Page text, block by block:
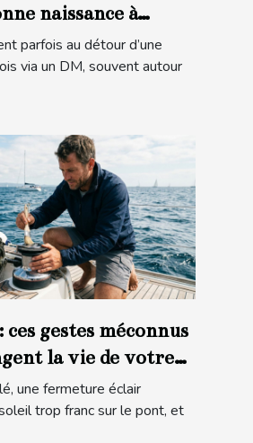
naissance à
parfois au détour d’une
via un DM, souvent autour
gestes méconnus
la vie de votre
mer
une fermeture éclair
trop franc sur le pont, et